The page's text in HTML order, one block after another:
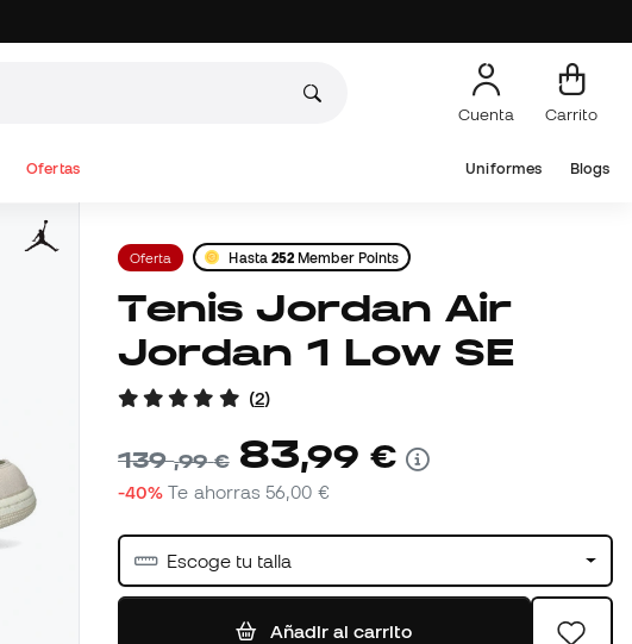
Cuenta Carrito
Ofertas Uniformes Blogs
Oferta Hasta 252 Member Points
Tenis Jordan Air
Jordan 1 Low SE
(2)
139,99 € 83,99 €
-40% Te ahorras56,00 €
Escoge tu talla
Añadir al carrito